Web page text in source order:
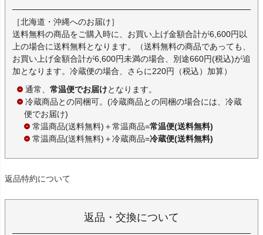
［北海道・沖縄へのお届け］
送料無料の商品をご購入時に、お買い上げ金額合計が6,600円以
上の場合に送料無料となります。（送料無料の商品であっても、
お買い上げ金額合計が6,600円未満の場合、別途660円(税込)が追
加となります。冷蔵便の場合、さらに220円（税込）加算）
通常、 常温便でお届けとなります。
冷蔵商品との同梱可。(冷蔵商品との同梱の場合には、冷蔵
便でお届け)
常温商品(送料無料)＋常温商品=常温便(送料無料)
常温商品(送料無料)＋冷蔵商品=冷蔵便(送料無料)
返品特約について
返品・交換について